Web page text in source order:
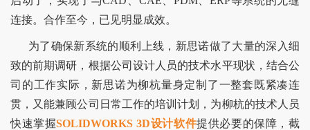
连接。合作至今，已见明显成效。
为了确保新系统的顺利上线，新思诺做了大量的深入细
致的前期调研，根据公司设计人员的技术水平现状，结合公
司的工作实际，新思诺为柳杭量身定制了一整套既紧凑连
贯，又能兼顾公司日常工作的培训计划，为柳杭的技术人员
快速掌握SOLIDWORKS 3D设计软件提供必要的保障，截